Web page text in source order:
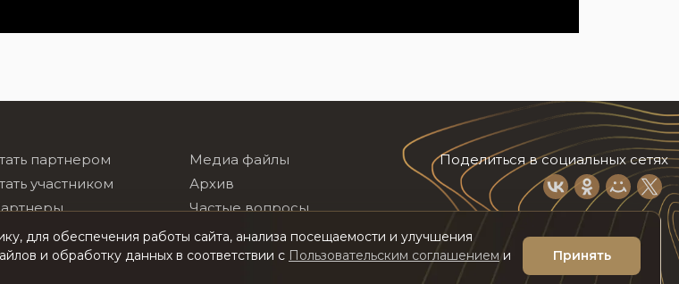
партнером
участником
Медиа файлы
Архив
Частые вопросы
Контакты
Поделиться в социальных сетях
для обеспечения работы сайта, анализа посещаемости и улучшения
и обработку данных в соответствии с Пользовательским соглашениеми
Принять